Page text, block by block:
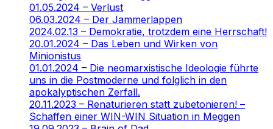
01.05.2024 – Verlust
06.03.2024 – Der Jammerlappen
2024.02.13 – Demokratie, trotzdem eine Herrschaft!
20.01.2024 – Das Leben und Wirken von
Minionistus
01.01.2024 – Die neomarxistische Ideologie führte
uns in die Postmoderne und folglich in den
apokalyptischen Zerfall.
20.11.2023 – Renaturieren statt zubetonieren! –
Schaffen einer WIN-WIN Situation in Meggen